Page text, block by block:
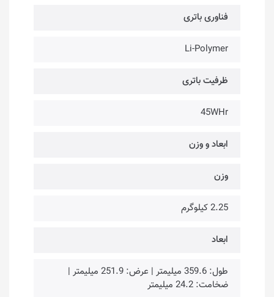
فناوری باتری
Li-Polymer
ظرفیت باتری
45WHr
ابعاد و وزن
وزن
2.25 کیلوگرم
ابعاد
طول: 359.6 میلیمتر | عرض: 251.9 میلیمتر |
ضخامت: 24.2 میلیمتر